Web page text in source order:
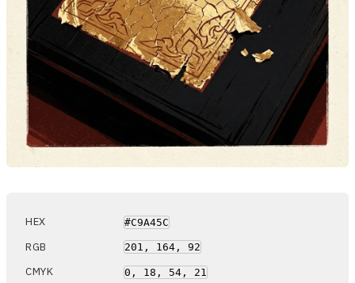
HEX #C9A45C
RGB 201, 164, 92
CMYK 0, 18, 54, 21